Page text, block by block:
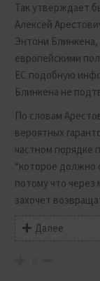
Так утверждает
Алексей
Энтони
европейскими
ЕС подобную
Блинкена не
По словам
вероятных
частном порядке
“которое должно
потому что через
захочет
Далее